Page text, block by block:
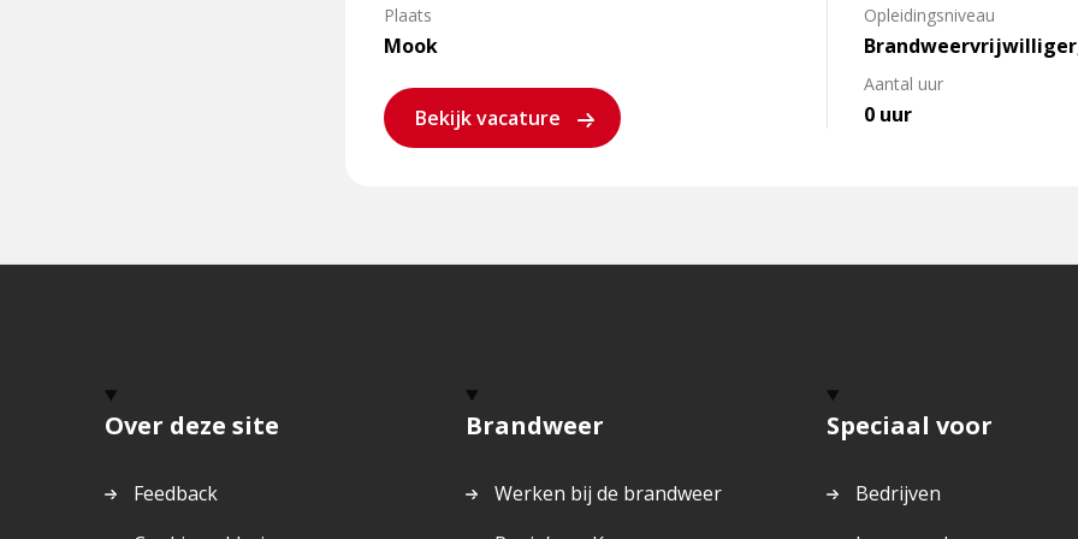
Plaats
Mook
Bekijk vacature
Opleidingsniveau
Aantal uur
0 uur
Over deze site
Feedback
Brandweer
Werken bij de brandweer
Speciaal voor
Bedrijven